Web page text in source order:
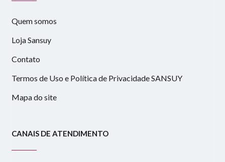
Quem somos
Loja Sansuy
Contato
Termos de Uso e Política de Privacidade SANSUY
Mapa do site
CANAIS DE ATENDIMENTO